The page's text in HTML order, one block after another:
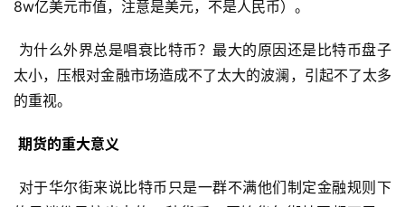
8w亿美元市值，注意是美元，不是人民币）。
为什么外界总是唱衰比特币？最大的原因还是比特币盘子
太小，压根对金融市场造成不了太大的波澜，引起不了太多
的重视。
期货的重大意义
对于华尔街来说比特币只是一群不满他们制定金融规则下